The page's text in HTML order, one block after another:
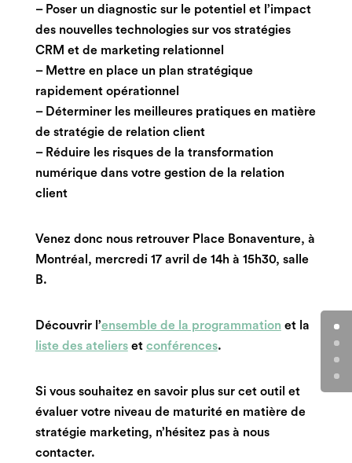
– Poser un diagnostic sur le potentiel et l’impact
des nouvelles technologies sur vos stratégies
CRM et de marketing relationnel
– Mettre en place un plan stratégique
rapidement opérationnel
– Déterminer les meilleures pratiques en matière
de stratégie de relation client
– Réduire les risques de la transformation
numérique dans votre gestion de la relation
client
Venez donc nous retrouver Place Bonaventure, à
Montréal , mercredi 17 avril de 14h à 15h30, salle
B.
Découvrir l’ensemble de la programmation et la
liste des atelierset conférences.
Si vous souhaitez en savoir plus sur cet outil et
évaluer votre niveau de maturité en matière de
stratégie marketing, n’hésitez pas à nous
contacter.